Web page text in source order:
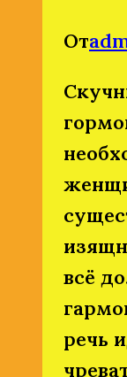
От
всё
речь